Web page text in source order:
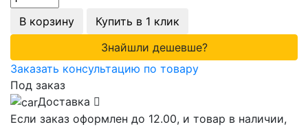
В корзину
Купить в 1 клик
Знайшли дешевше?
Заказать консультацию по товару
Под заказ
Доставка
Если заказ оформлен до 12.00, и товар в наличии,